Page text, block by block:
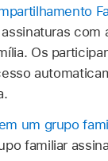
com
Os
um grupo
familiar